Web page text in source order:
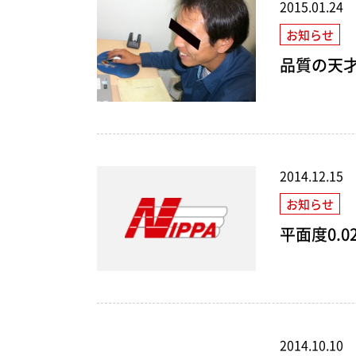
2015.01.24
お知らせ
品質の天
2014.12.15
お知らせ
平面度
2014.10.10